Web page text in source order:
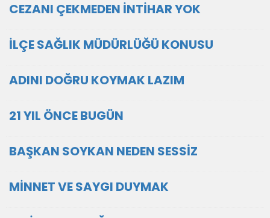
CEZANI ÇEKMEDEN İNTİHAR YOK
İLÇE SAĞLIK MÜDÜRLÜĞÜ KONUSU
ADINI DOĞRU KOYMAK LAZIM
21 YIL ÖNCE BUGÜN
BAŞKAN SOYKAN NEDEN SESSİZ
MİNNET VE SAYGI DUYMAK